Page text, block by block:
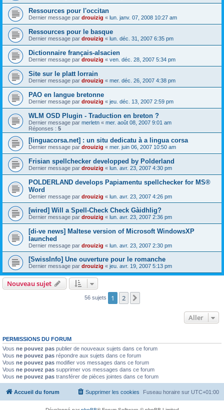
Ressources pour l'occitan
Dernier message par drouizig « lun. janv. 07, 2008 10:27 am
Ressources pour le basque
Dernier message par drouizig « lun. déc. 31, 2007 6:35 pm
Dictionnaire français-alsacien
Dernier message par drouizig « ven. déc. 28, 2007 5:34 pm
Site sur le platt lorrain
Dernier message par drouizig « mer. déc. 26, 2007 4:38 pm
PAO en langue bretonne
Dernier message par drouizig « jeu. déc. 13, 2007 2:59 pm
WLM OSD Plugin - Traduction en breton ?
Dernier message par merletn « mer. août 08, 2007 9:01 am
Réponses : 5
[linguacorsa.net] : un situ dedicatu à a lingua corsa
Dernier message par drouizig « mer. juin 06, 2007 10:50 am
Frisian spellchecker developped by Polderland
Dernier message par drouizig « lun. avr. 23, 2007 4:30 pm
POLDERLAND develops Papiamentu spellchecker for MS®
Word
Dernier message par drouizig « lun. avr. 23, 2007 4:26 pm
[wired] Will a Spell-Check Check Gàidhlig?
Dernier message par drouizig « lun. avr. 23, 2007 2:36 pm
[di-ve news] Maltese version of Microsoft WindowsXP
launched
Dernier message par drouizig « lun. avr. 23, 2007 2:30 pm
[SwissInfo] Une ouverture pour le romanche
Dernier message par drouizig « jeu. avr. 19, 2007 5:13 pm
Nouveau sujet
56 sujets 1 2
Aller
PERMISSIONS DU FORUM
Vous ne pouvez pas publier de nouveaux sujets dans ce forum
Vous ne pouvez pas répondre aux sujets dans ce forum
Vous ne pouvez pas modifier vos messages dans ce forum
Vous ne pouvez pas supprimer vos messages dans ce forum
Vous ne pouvez pas transférer de pièces jointes dans ce forum
Accueil du forum Fuseau horaire sur UTC+01:00
Supprimer les cookies